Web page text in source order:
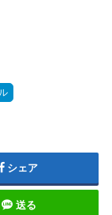
シェア
送る